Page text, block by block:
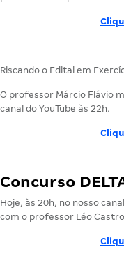
Riscando o Edital em
O professor Márcio Flávio
canal do YouTube às 22h.
Concurso
Hoje, às 20h, no nosso
com o professor Léo